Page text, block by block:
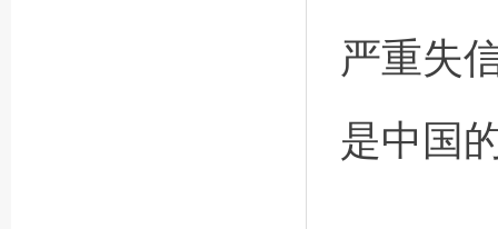
严重失
是中国